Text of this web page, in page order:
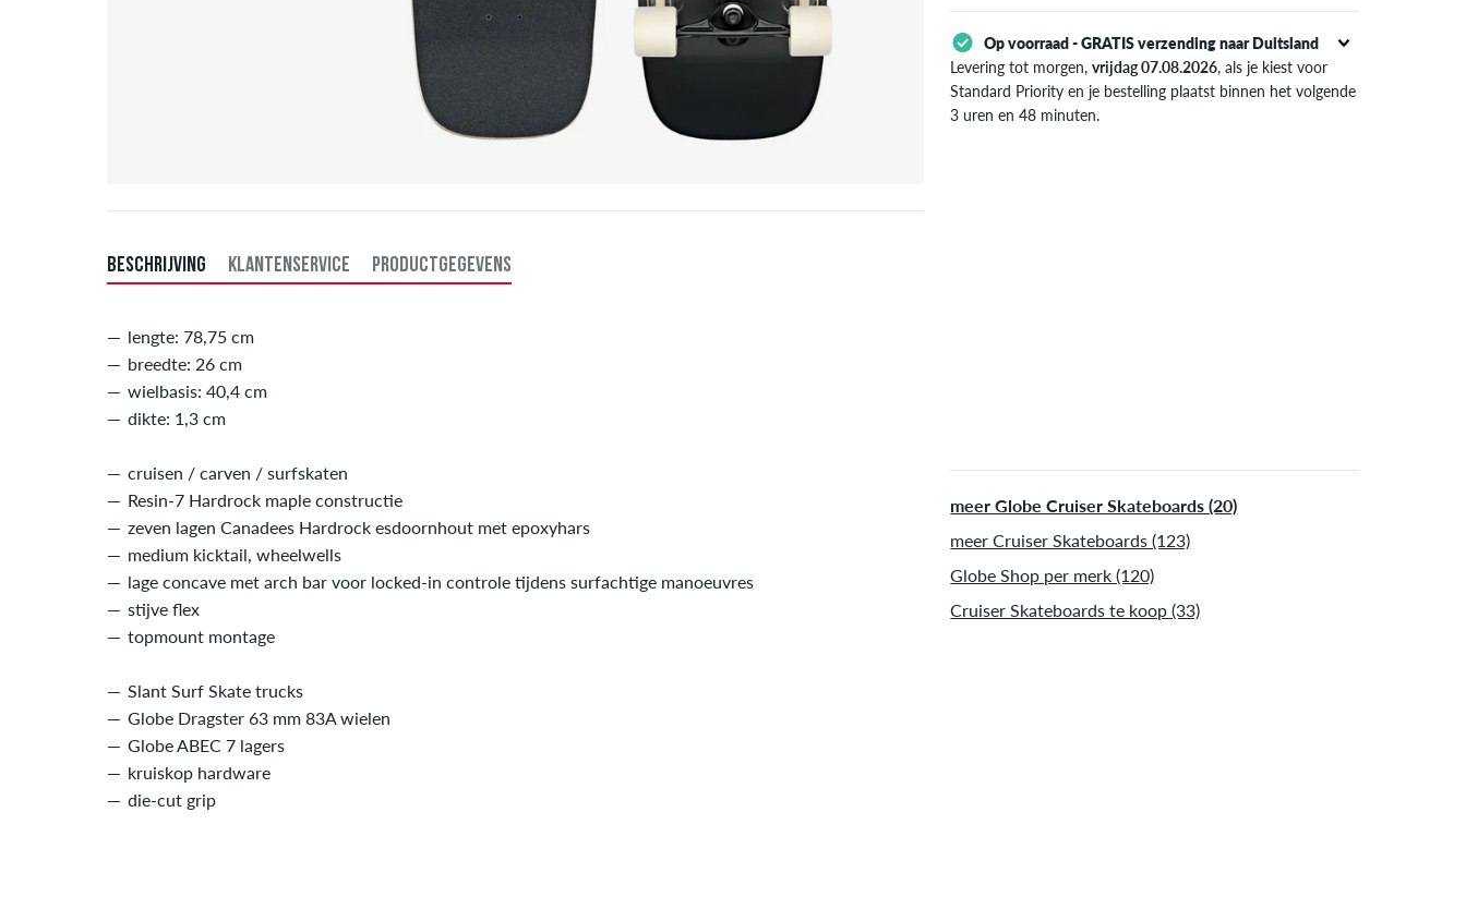
Op voorraad - GRATIS verzending naar Duitsland
Levering tot morgen,vrijdag 07.08.2026, als je kiest voor
Standard Priority en je bestelling plaatst binnen het volgende
3 uren en 48 minuten.
BESCHRIJVING KLANTENSERVICE PRODUCTGEGEVENS
lengte: 78,75 cm
breedte: 26 cm
wielbasis: 40,4 cm
dikte: 1,3 cm
cruisen / carven / surfskaten
Resin-7 Hardrock maple constructie
zeven lagen Canadees Hardrock esdoornhout met epoxyhars
medium kicktail, wheelwells
lage concave met arch bar voor locked-in controle tijdens surfachtige manoeuvres
stijve flex
topmount montage
Slant Surf Skate trucks
Globe Dragster 63 mm 83A wielen
Globe ABEC 7 lagers
kruiskop hardware
die-cut grip
meer Globe Cruiser Skateboards (20)
meer Cruiser Skateboards (123)
Globe Shop per merk (120)
Cruiser Skateboards te koop (33)